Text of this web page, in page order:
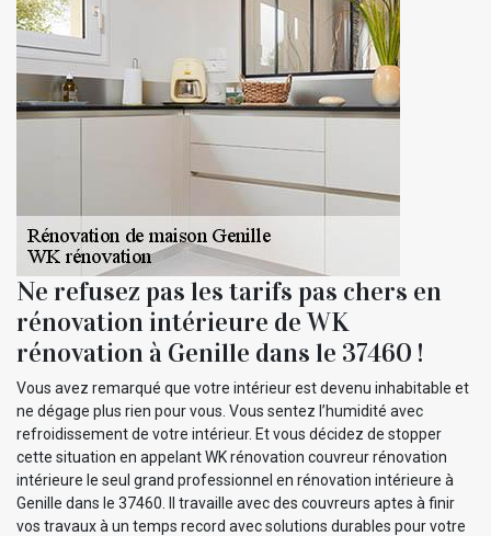
Ne refusez pas les tarifs pas chers en
rénovation intérieure de WK
rénovation à Genille dans le 37460 !
Vous avez remarqué que votre intérieur est devenu inhabitable et
ne dégage plus rien pour vous. Vous sentez l’humidité avec
refroidissement de votre intérieur. Et vous décidez de stopper
cette situation en appelant WK rénovation couvreur rénovation
intérieure le seul grand professionnel en rénovation intérieure à
Genille dans le 37460. Il travaille avec des couvreurs aptes à finir
vos travaux à un temps record avec solutions durables pour votre